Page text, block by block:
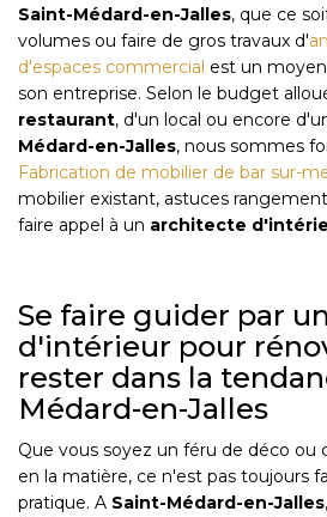
Saint-Médard-en-Jalles, que ce
volumes ou faire de gros travaux d'
d'espaces commercial est un
son entreprise. Selon le budget
restaurant, d'un local ou encore
Médard-en-Jalles, nous sommes
Fabrication de mobilier de bar sur-
mobilier existant, astuces
faire appel à un architecte
Se faire guider par
d'intérieur pour
rester dans la
Médard-en-Jalles
Que vous soyez un féru de déco
en la matière, ce n'est pas toujours
pratique. A Saint-Médard-en-Jalles